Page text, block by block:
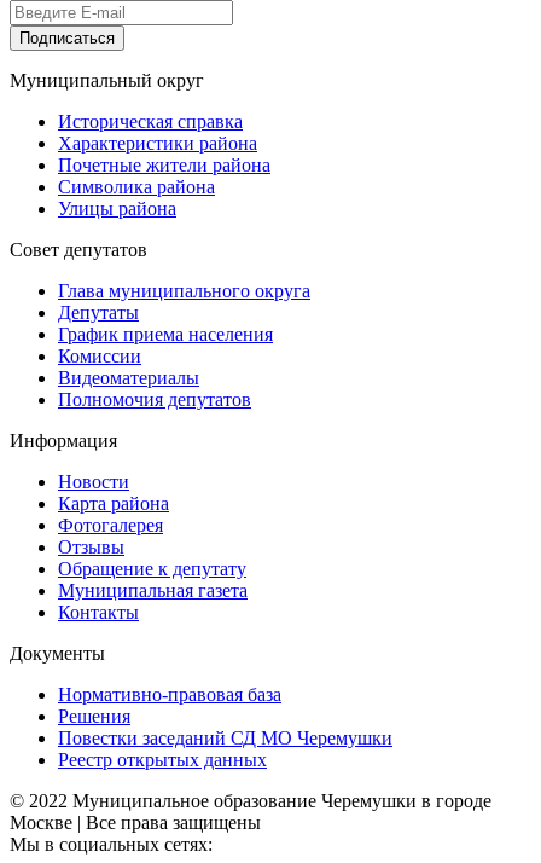
Подписаться
Муниципальный округ
Историческая справка
Характеристики района
Почетные жители района
Символика района
Улицы района
Совет депутатов
Глава муниципального округа
Депутаты
График приема населения
Комиссии
Видеоматериалы
Полномочия депутатов
Информация
Новости
Карта района
Фотогалерея
Отзывы
Обращение к депутату
Муниципальная газета
Контакты
Документы
Нормативно-правовая база
Решения
Повестки заседаний СД МО Черемушки
Реестр открытых данных
© 2022 Муниципальное образование Черемушки в городе
Москве | Все права защищены
Мы в социальных сетях: